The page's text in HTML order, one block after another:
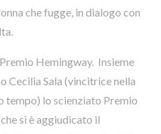
che fugge, in dialogo con
Hemingway. Insieme
Cecilia Sala (vincitrice nella
tempo) lo scienziato Premio
si è aggiudicato il